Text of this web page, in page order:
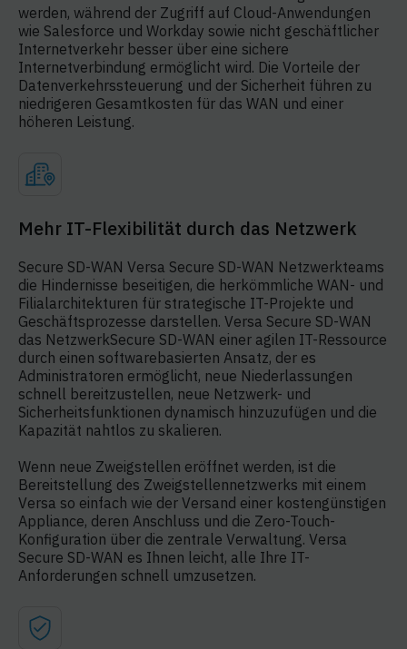
werden, während der Zugriff auf Cloud-Anwendungen
wie Salesforce und Workday sowie nicht geschäftlicher
Internetverkehr besser über eine sichere
Internetverbindung ermöglicht wird. Die Vorteile der
Datenverkehrssteuerung und der Sicherheit führen zu
niedrigeren Gesamtkosten für das WAN und einer
höheren Leistung.
Mehr IT-Flexibilität durch das Netzwerk
Secure SD-WAN Versa Secure SD-WAN Netzwerkteams
die Hindernisse beseitigen, die herkömmliche WAN- und
Filialarchitekturen für strategische IT-Projekte und
Geschäftsprozesse darstellen. Versa Secure SD-WAN
das NetzwerkSecure SD-WAN einer agilen IT-Ressource
durch einen softwarebasierten Ansatz, der es
Administratoren ermöglicht, neue Niederlassungen
schnell bereitzustellen, neue Netzwerk- und
Sicherheitsfunktionen dynamisch hinzuzufügen und die
Kapazität nahtlos zu skalieren.
Wenn neue Zweigstellen eröffnet werden, ist die
Bereitstellung des Zweigstellennetzwerks mit einem
Versa so einfach wie der Versand einer kostengünstigen
Appliance, deren Anschluss und die Zero-Touch-
Konfiguration über die zentrale Verwaltung. Versa
Secure SD-WAN es Ihnen leicht, alle Ihre IT-
Anforderungen schnell umzusetzen.